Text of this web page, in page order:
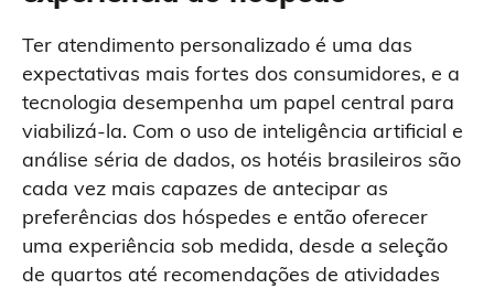
Ter atendimento personalizado é uma das
expectativas mais fortes dos consumidores, e a
tecnologia desempenha um papel central para
viabilizá-la. Com o uso de inteligência artificial e
análise séria de dados, os hotéis brasileiros são
cada vez mais capazes de antecipar as
preferências dos hóspedes e então oferecer
uma experiência sob medida, desde a seleção
de quartos até recomendações de atividades